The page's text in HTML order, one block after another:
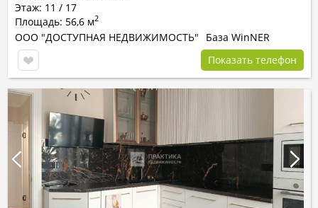
Этаж: 11 / 17
Площадь: 56,6 м2
ООО "ДОСТУПНАЯ НЕДВИЖИМОСТЬ"
База WinNER
Показать телефон